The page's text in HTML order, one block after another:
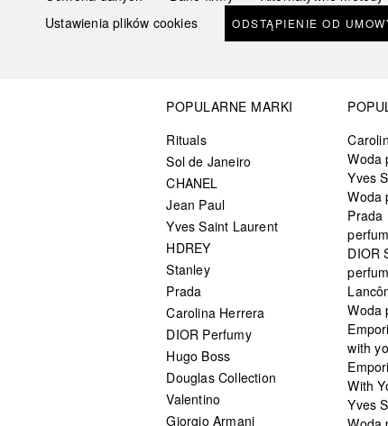
Ustawienia plików cookies
ODSTĄPIENIE OD
POPULARNE MARKI
Rituals
Sol de Janeiro
CHANEL
Jean Paul
Yves Saint Laurent
HDREY
Stanley
Prada
Carolina Herrera
DIOR Perfumy
Hugo Boss
Douglas Collection
Valentino
Giorgio Armani
Woda
Yves
Woda
Prada
DIOR
Woda
with
With
Yves